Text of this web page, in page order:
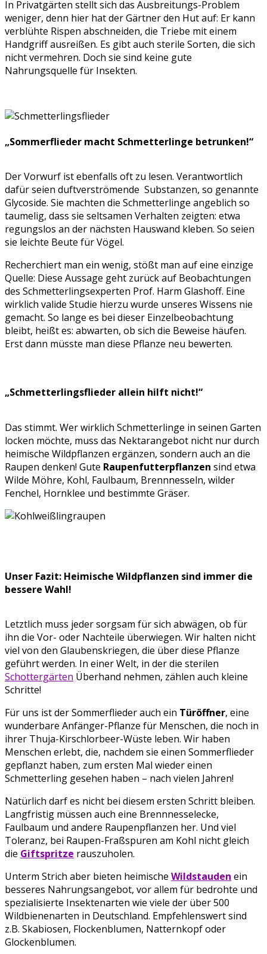
In Privatgärten stellt sich das Ausbreitungs-Problem
weniger, denn hier hat der Gärtner den Hut auf: Er kann
verblühte Rispen abschneiden, die Triebe mit einem
Handgriff ausreißen. Es gibt auch sterile Sorten, die sich
nicht vermehren. Doch sie sind keine gute
Nahrungsquelle für Insekten.
„Sommerflieder macht Schmetterlinge betrunken!“
Der Vorwurf ist ebenfalls oft zu lesen. Verantwortlich
dafür seien duftverströmende Substanzen, so genannte
Glycoside. Sie machten die Schmetterlinge angeblich so
taumelig, dass sie seltsamen Verhalten zeigten: etwa
regungslos an der nächsten Hauswand kleben. So seien
sie leichte Beute für Vögel.
Recherchiert man ein wenig, stößt man auf eine einzige
Quelle: Diese Aussage geht zurück auf Beobachtungen
des Schmetterlingsexperten Prof. Harm Glashoff. Eine
wirklich valide Studie hierzu wurde unseres Wissens nie
gemacht. So lange es bei dieser Einzelbeobachtung
bleibt, heißt es: abwarten, ob sich die Beweise häufen.
Erst dann müsste man diese Pflanze neu bewerten.
„Schmetterlingsflieder allein hilft nicht!“
Das stimmt. Wer wirklich Schmetterlinge in seinen Garten
locken möchte, muss das Nektarangebot nicht nur durch
heimische Wildpflanzen ergänzen, sondern auch an die
Raupen denken! Gute Raupenfutterpflanzen sind etwa
Wilde Möhre, Kohl, Faulbaum, Brennnesseln, wilder
Fenchel, Hornklee und bestimmte Gräser.
Unser Fazit: Heimische Wildpflanzen sind immer die
bessere Wahl!
Letztlich muss jeder sorgsam für sich abwägen, ob für
ihn die Vor- oder Nachteile überwiegen. Wir halten nicht
viel von den Glaubenskriegen, die über diese Pflanze
geführt werden. In einer Welt, in der die sterilen
Schottergärten Überhand nehmen, zählen auch kleine
Schritte!
Für uns ist der Sommerflieder auch ein Türöffner, eine
wunderbare Anfänger-Pflanze für Menschen, die noch in
ihrer Thuja-Kirschlorbeer-Wüste leben. Wir haben
Menschen erlebt, die, nachdem sie einen Sommerflieder
gepflanzt haben, zum ersten Mal wieder einen
Schmetterling gesehen haben – nach vielen Jahren!
Natürlich darf es nicht bei diesem ersten Schritt bleiben.
Langfristig müssen auch eine Brennnesselecke,
Faulbaum und andere Raupenpflanzen her. Und viel
Toleranz, bei Raupen-Fraßspuren am Kohl nicht gleich
die Giftspritze rauszuholen.
Unterm Strich aber bieten heimische Wildstauden ein
besseres Nahrungsangebot, vor allem für bedrohte und
spezialisierte Insektenarten wie viele der über 500
Wildbienenarten in Deutschland. Empfehlenswert sind
z.B. Skabiosen, Flockenblumen, Natternkopf oder
Glockenblumen.